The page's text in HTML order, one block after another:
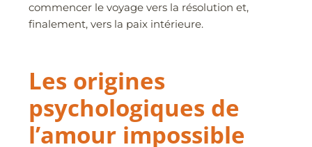
commencer le voyage vers la résolution et,
finalement, vers la paix intérieure.
Les origines
psychologiques de
l’amour impossible